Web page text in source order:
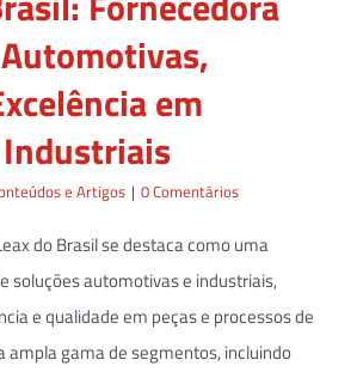
em
e Artigos | 0 Comentários
do Brasil se destaca como uma
soluções automotivas e industriais,
e qualidade em peças e processos de
ampla gama de segmentos, incluindo